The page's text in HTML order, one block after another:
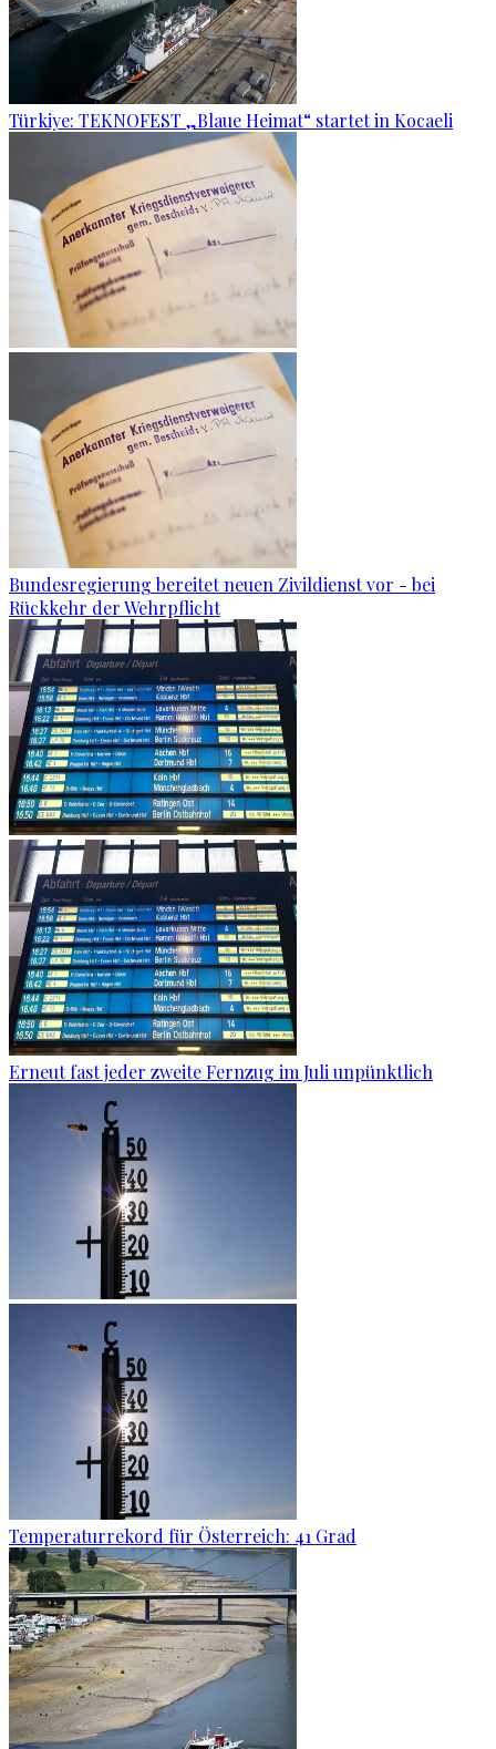
Türkiye: TEKNOFEST „Blaue Heimat“ startet in Kocaeli
Bundesregierung bereitet neuen Zivildienst vor - bei
Rückkehr der Wehrpflicht
Erneut fast jeder zweite Fernzug im Juli unpünktlich
Temperaturrekord für Österreich: 41 Grad